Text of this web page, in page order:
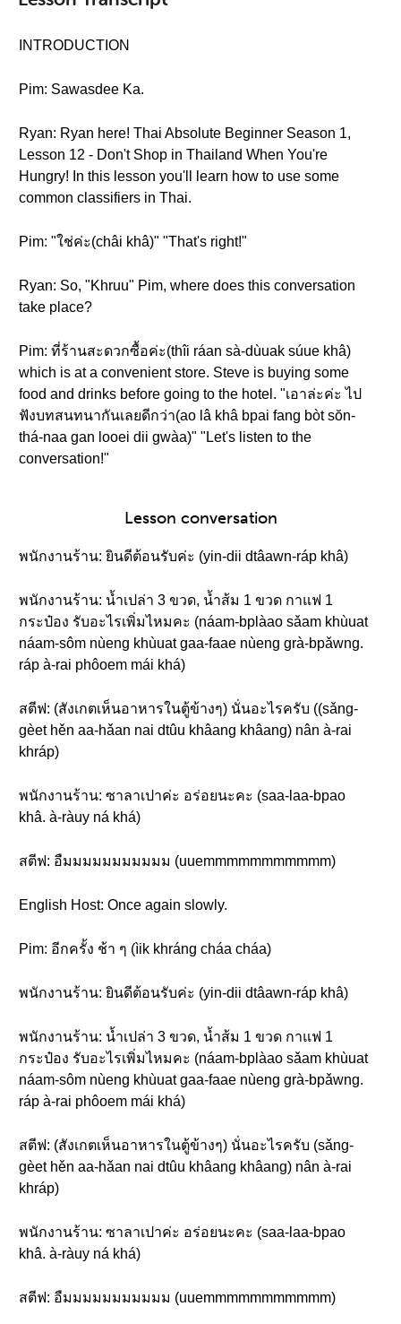
INTRODUCTION
Pim: Sawasdee Ka.
Ryan: Ryan here! Thai Absolute Beginner Season 1,
Lesson 12 - Don't Shop in Thailand When You're
Hungry! In this lesson you'll learn how to use some
common classifiers in Thai.
Pim: "ใช่ค่ะ(châi khâ)" "That's right!"
Ryan: So, "Khruu" Pim, where does this conversation
take place?
Pim: ที่ร้านสะดวกซื้อค่ะ(thîi ráan sà-dùuak súue khâ)
which is at a convenient store. Steve is buying some
food and drinks before going to the hotel. "เอาล่ะค่ะ ไป
ฟังบทสนทนากันเลยดีกว่า(ao lâ khâ bpai fang bòt sŏn-
thá-naa gan looei dii gwàa)" "Let's listen to the
conversation!"
Lesson conversation
พนักงานร้าน: ยินดีต้อนรับค่ะ (yin-dii dtâawn-ráp khâ)
พนักงานร้าน: น้ำเปล่า 3 ขวด, น้ำส้ม 1 ขวด กาแฟ 1
กระป๋อง รับอะไรเพิ่มไหมคะ (náam-bplàao sǎam khùuat
náam-sôm nùeng khùuat gaa-faae nùeng grà-bpǎwng.
ráp à-rai phôoem mái khá)
สตีฟ: (สังเกตเห็นอาหารในตู้ข้างๆ) นั่นอะไรครับ ((sǎng-
gèet hěn aa-hǎan nai dtûu khâang khâang) nân à-rai
khráp)
พนักงานร้าน: ซาลาเปาค่ะ อร่อยนะคะ (saa-laa-bpao
khâ. à-ràuy ná khá)
สตีฟ: อืมมมมมมมมมมม (uuemmmmmmmmmmm)
English Host: Once again slowly.
Pim: อีกครั้ง ช้า ๆ (ìik khráng cháa cháa)
พนักงานร้าน: ยินดีต้อนรับค่ะ (yin-dii dtâawn-ráp khâ)
พนักงานร้าน: น้ำเปล่า 3 ขวด, น้ำส้ม 1 ขวด กาแฟ 1
กระป๋อง รับอะไรเพิ่มไหมคะ (náam-bplàao sǎam khùuat
náam-sôm nùeng khùuat gaa-faae nùeng grà-bpǎwng.
ráp à-rai phôoem mái khá)
สตีฟ: (สังเกตเห็นอาหารในตู้ข้างๆ) นั่นอะไรครับ (sǎng-
gèet hěn aa-hǎan nai dtûu khâang khâang) nân à-rai
khráp)
พนักงานร้าน: ซาลาเปาค่ะ อร่อยนะคะ (saa-laa-bpao
khâ. à-ràuy ná khá)
สตีฟ: อืมมมมมมมมมมม (uuemmmmmmmmmmm)